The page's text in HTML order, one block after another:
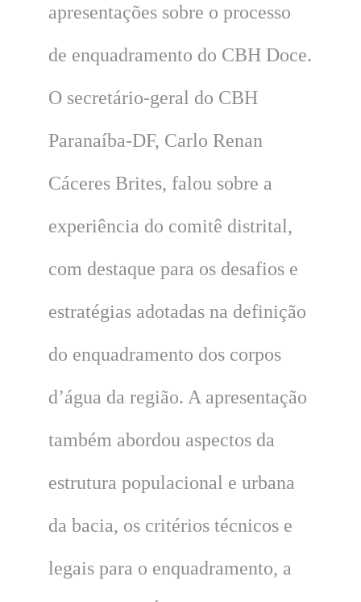
apresentações sobre o processo
de enquadramento do CBH Doce.
O secretário-geral do CBH
Paranaíba-DF, Carlo Renan
Cáceres Brites, falou sobre a
experiência do comitê distrital,
com destaque para os desafios e
estratégias adotadas na definição
do enquadramento dos corpos
d’água da região. A apresentação
também abordou aspectos da
estrutura populacional e urbana
da bacia, os critérios técnicos e
legais para o enquadramento, a